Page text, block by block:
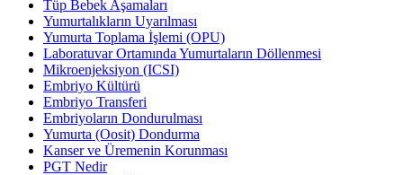
Tüp Bebek Aşamaları
Yumurtalıkların Uyarılması
Yumurta Toplama İşlemi (OPU)
Laboratuvar Ortamında Yumurtaların Döllenmesi
Mikroenjeksiyon (ICSI)
Embriyo Kültürü
Embriyo Transferi
Embriyoların Dondurulması
Yumurta (Oosit) Dondurma
Kanser ve Üremenin Korunması
PGT Nedir